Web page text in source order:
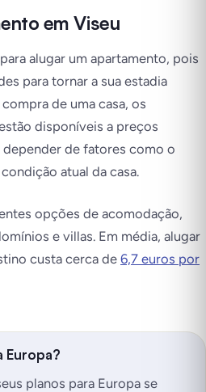
em Viseu
alugar um apartamento, pois
para tornar a sua estadia
de uma casa, os
disponíveis a preços
de fatores como o
atual da casa.
opções de acomodação,
e villas. Em média, alugar
custa cerca de 6,7 euros por
Europa?
planos para Europa se